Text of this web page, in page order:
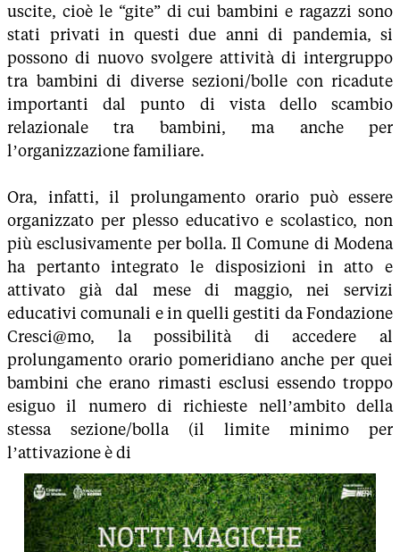
uscite, cioè le “gite” di cui bambini e ragazzi sono
stati privati in questi due anni di pandemia, si
possono di nuovo svolgere attività di intergruppo
tra bambini di diverse sezioni/bolle con ricadute
importanti dal punto di vista dello scambio
relazionale tra bambini, ma anche per
l’organizzazione familiare.
Ora, infatti, il prolungamento orario può essere
organizzato per plesso educativo e scolastico, non
più esclusivamente per bolla. Il Comune di Modena
ha pertanto integrato le disposizioni in atto e
attivato già dal mese di maggio, nei servizi
educativi comunali e in quelli gestiti da Fondazione
Cresci@mo, la possibilità di accedere al
prolungamento orario pomeridiano anche per quei
bambini che erano rimasti esclusi essendo troppo
esiguo il numero di richieste nell’ambito della
stessa sezione/bolla (il limite minimo per
l’attivazione è di